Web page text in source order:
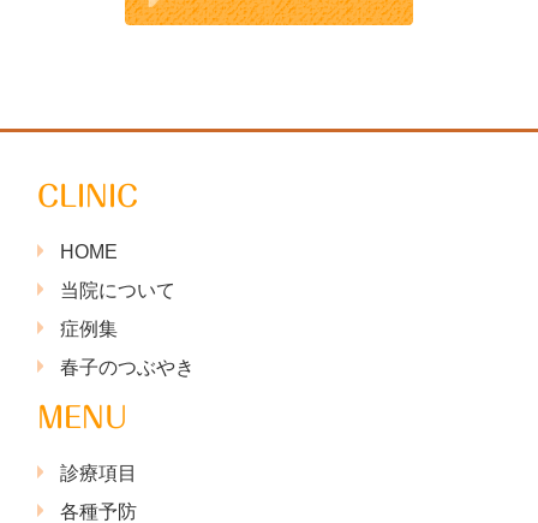
CLINIC
HOME
当院について
症例集
春子のつぶやき
MENU
診療項目
各種予防